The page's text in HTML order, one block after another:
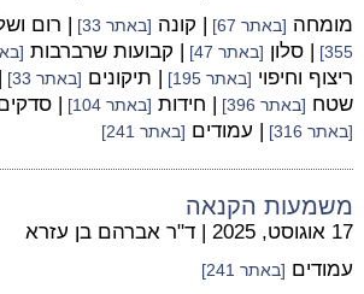
מומחה [באתר 67] | קונה [באתר 33] | רום
355]
| סלון [באתר 47] | קבועות שרברבות
ריצוף וחיפוי [באתר 195] | תיקונים [באתר 33]
שטח [באתר 396] | חידות [באתר 104] |
[באתר 316] | עמודים [באתר 241]
משמעות הקנאה
17 אוגוסט, 2025 | ד"ר אברהם בן עזרא
עמודים [באתר 241]